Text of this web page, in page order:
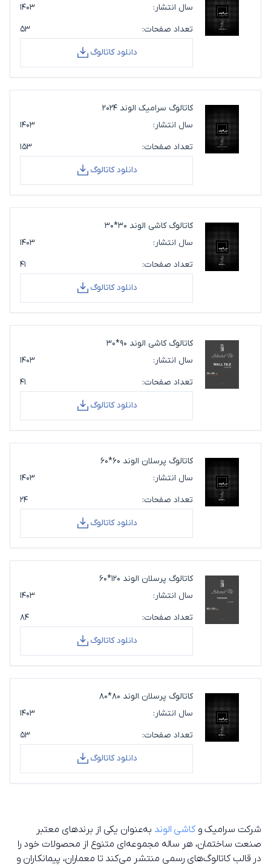
سال انتشار:
۱۴۰۳
تعداد صفحات:
۵۳
دانلود کاتالوگ
کاتالوگ سرامیک الوند 2024
سال انتشار:
۱۴۰۳
تعداد صفحات:
۱۵۳
دانلود کاتالوگ
کاتالوگ کاشی الوند 30*30
سال انتشار:
۱۴۰۳
تعداد صفحات:
۴۱
دانلود کاتالوگ
کاتالوگ کاشی الوند 90*30
سال انتشار:
۱۴۰۳
تعداد صفحات:
۴۱
دانلود کاتالوگ
کاتالوگ پرسلان الوند 60*60
سال انتشار:
۱۴۰۳
تعداد صفحات:
۲۴
دانلود کاتالوگ
کاتالوگ پرسلان الوند 120*60
سال انتشار:
۱۴۰۳
تعداد صفحات:
۸۴
دانلود کاتالوگ
کاتالوگ پرسلان الوند 80*80
سال انتشار:
۱۴۰۳
تعداد صفحات:
۵۳
دانلود کاتالوگ
شرکت سرامیک وکاشی الوند به‌عنوان یکی از برندهای معتبر
صنعت ساختمان، هر ساله مجموعه‌ای متنوع از محصولات خود را
در قالب کاتالوگ‌های رسمی منتشر می‌کند تا معماران، پیمانکاران و